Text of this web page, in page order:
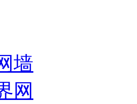
墙
网